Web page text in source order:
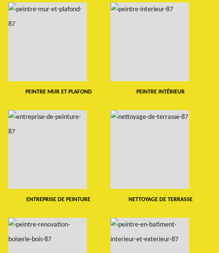
PEINTRE MUR ET PLAFOND PEINTRE INTÉRIEUR
ENTREPRISE DE PEINTURE NETTOYAGE DE TERRASSE